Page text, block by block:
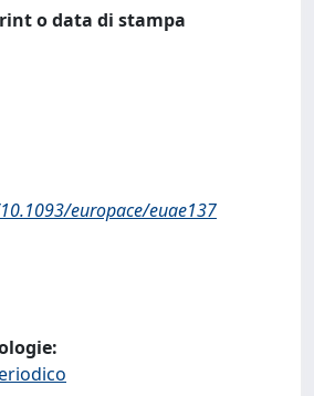
o data di stampa
europace/euae137